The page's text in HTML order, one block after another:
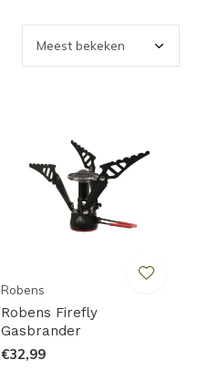
Robens
Robens Firefly
Gasbrander
€32,99